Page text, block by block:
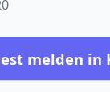
melden in